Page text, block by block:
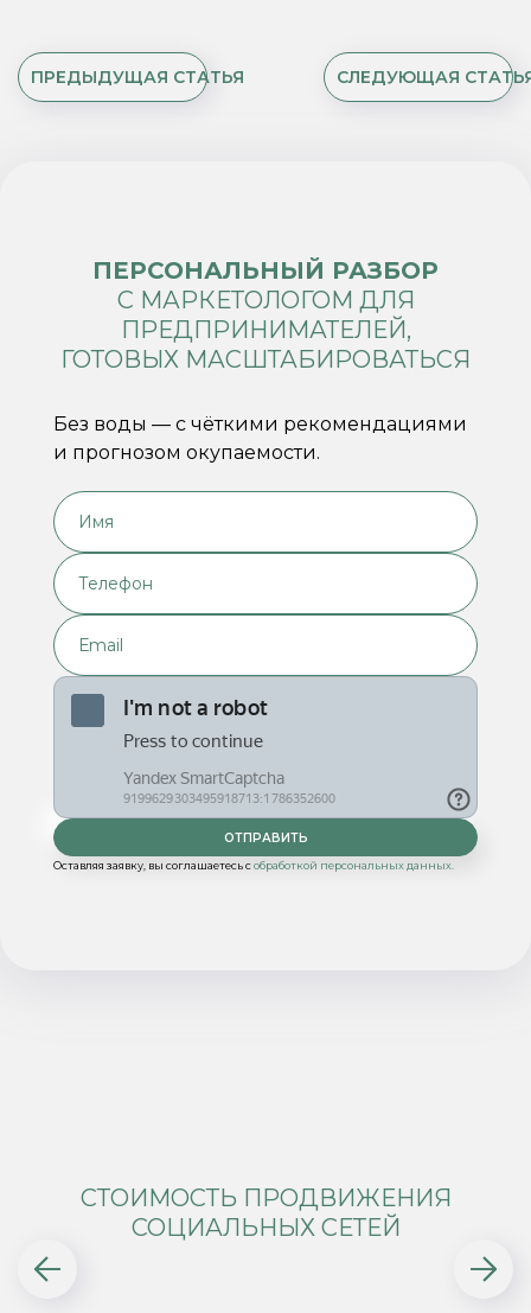
ПРЕДЫДУЩАЯ СТАТЬЯ СЛЕДУЮЩАЯ
ПЕРСОНАЛЬНЫЙ РАЗБОР
С МАРКЕТОЛОГОМ ДЛЯ
ПРЕДПРИНИМАТЕЛЕЙ,
ГОТОВЫХ МАСШТАБИРОВАТЬСЯ
Без воды — с чёткими рекомендациями
и прогнозом окупаемости.
Оставляя заявку, вы соглашаетесь собработкой персональных данных.
СТОИМОСТЬ ПРОДВИЖЕНИЯ
СОЦИАЛЬНЫХ СЕТЕЙ